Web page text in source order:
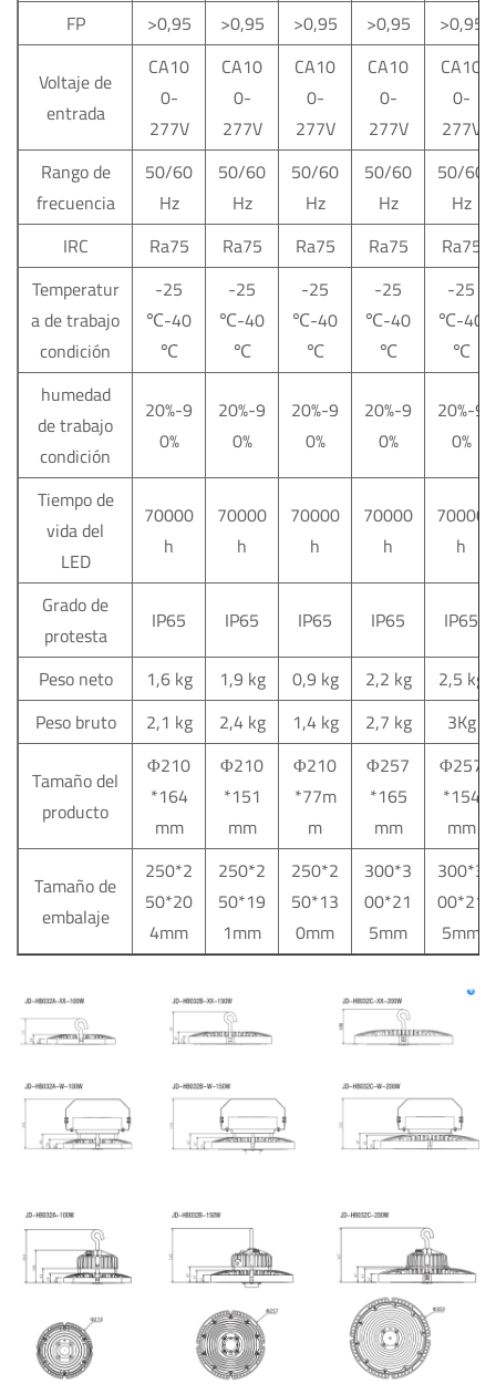
FP >0,95 >0,95 >0,95 >0,95
>0,95
Voltaje de
entrada
CA10
0-
277V
CA10
0-
277V
CA10
0-
277V
CA10
0-
277V
CA10
0-
277V
Rango de
frecuencia
50/60
Hz
50/60
Hz
50/60
Hz
50/60
Hz
50/60
Hz
IRC
Ra75 Ra75 Ra75 Ra75
Ra75
Temperatur
a de trabajo
condición
-25
℃-40
℃
-25
℃-40
℃
-25
℃-40
℃
-25
℃-40
℃
-25
℃-40
℃
humedad
de trabajo
condición
20%-9
0%
20%-9
0%
20%-9
0%
20%-9
0%
20%-9
0%
Tiempo de
vida del
LED
70000
h
70000
h
70000
h
70000
h
70000
h
Grado de
protesta
IP65 IP65 IP65 IP65
IP65
Peso neto
1,6 kg 1,9 kg 0,9 kg 2,2 kg
2,5 kg
Peso bruto
2,1 kg 2,4 kg 1,4 kg 2,7 kg
3Kg
Tamaño del
producto
Φ210
*164
mm
Φ210
*151
mm
Φ210
*77m
m
Φ257
*165
mm
Φ257
*154
mm
Tamaño de
embalaje
250*2
50*20
4mm
250*2
50*19
1mm
250*2
50*13
0mm
300*3
00*21
5mm
300*3
00*21
5mm